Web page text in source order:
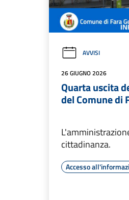
AVVISI
26 GIUGNO 2026
Quarta uscita
del Comune di
cittadinanza.
Accesso